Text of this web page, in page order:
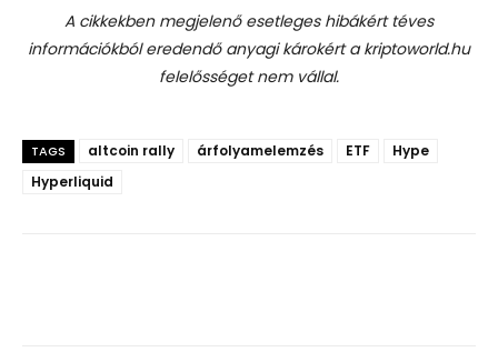
A cikkekben megjelenő esetleges hibákért téves
információkból eredendő anyagi károkért a kriptoworld.hu
felelősséget nem vállal.
TAGS altcoin rally árfolyamelemzés ETF
Hype
Hyperliquid